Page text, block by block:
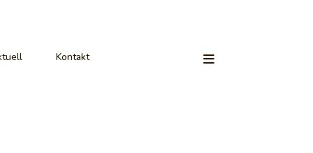
Kontakt